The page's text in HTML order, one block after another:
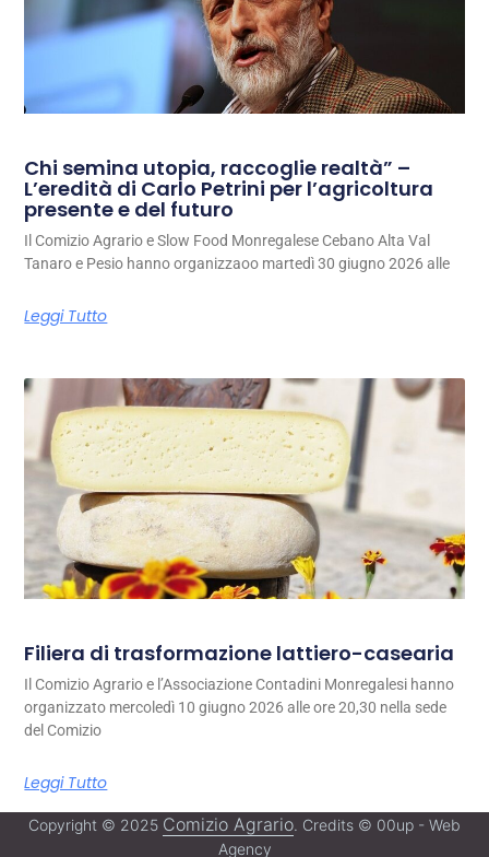
Chi semina utopia, raccoglie realtà” –
L’eredità di Carlo Petrini per l’agricoltura
presente e del futuro
Il Comizio Agrario e Slow Food Monregalese Cebano Alta Val
Tanaro e Pesio hanno organizzaoo martedì 30 giugno 2026 alle
Leggi Tutto
Filiera di trasformazione lattiero-casearia
Il Comizio Agrario e l’Associazione Contadini Monregalesi hanno
organizzato mercoledì 10 giugno 2026 alle ore 20,30 nella sede
del Comizio
Leggi Tutto
Copyright © 2025 Comizio Agrario. Credits © 00up - Web
Agency